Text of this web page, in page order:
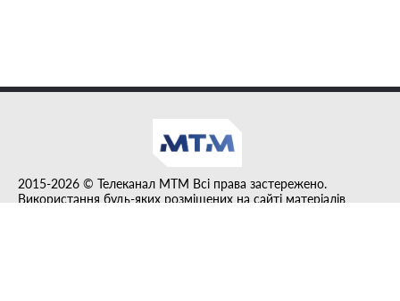
2015-2026 © Телеканал MTM Всі права застережено.
Використання будь-яких розміщених на сайті матеріалів